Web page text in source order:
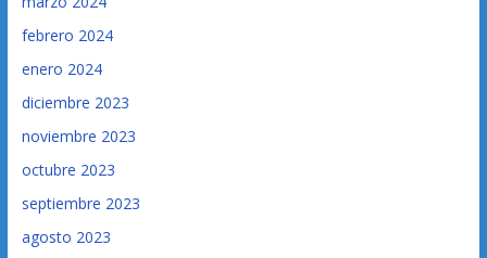
febrero 2024
enero 2024
diciembre 2023
noviembre 2023
octubre 2023
septiembre 2023
agosto 2023